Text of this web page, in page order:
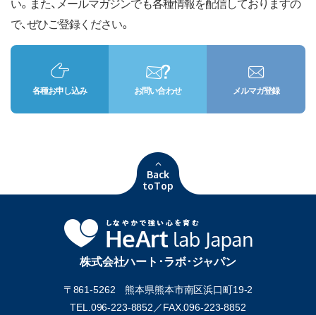
で、ぜひご登録ください。
各種お申し込み お問い合わせ メルマガ登録
Back
toTop
株式会社ハート･ラボ･ジャパン
〒861-5262 熊本県熊本市南区浜口町19-2
TEL.096-223-8852／FAX.096-223-8852